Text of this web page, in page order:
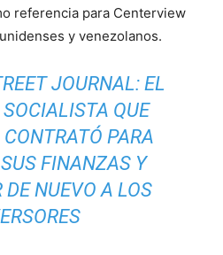
referencia para Centerview
y venezolanos.
JOURNAL: EL
QUE
PARA
FINANZAS Y
DE NUEVO A LOS